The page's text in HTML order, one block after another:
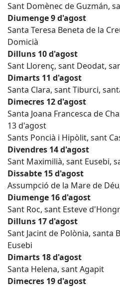
Sant Domènec de Guzmán,
Diumenge 9 d'agost
Santa Teresa Beneta de la
Domicià
Dilluns 10 d'agost
Sant Llorenç, sant Deodat,
Dimarts 11 d'agost
Santa Clara, sant Tiburci,
Dimecres 12 d'agost
Santa Joana Francesca de
13 d'agost
Sants Poncià i Hipòlit, sant
Divendres 14 d'agost
Sant Maximilià, sant Eusebi,
Dissabte 15 d'agost
Assumpció de la Mare de
Diumenge 16 d'agost
Sant Roc, sant Esteve
Dilluns 17 d'agost
Sant Jacint de Polònia, santa
Eusebi
Dimarts 18 d'agost
Santa Helena, sant Agapit
Dimecres 19 d'agost